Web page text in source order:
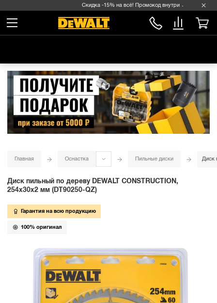
Скидка -15% на всё! Промокод внутри →
Главная Оснастка Пильные диски Диск
Диск пильный по дереву DEWALT CONSTRUCTION,
254х30х2 мм (DT90250-QZ)
Гарантия на всю продукцию
100% оригинал